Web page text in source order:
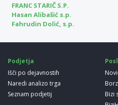
FRANC STARIČ S.P.
Hasan Alibašić s.p.
Fahrudin Dolić, s.p.
Podjetja
Išči po dejavnostih
Naredi analizo trga
Seznam podjetij
Bizi